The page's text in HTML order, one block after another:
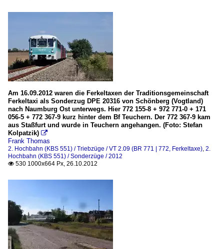
Am 16.09.2012 waren die Ferkeltaxen der Traditionsgemeinschaft
Ferkeltaxi als Sonderzug DPE 20316 von Schönberg (Vogtland)
nach Naumburg Ost unterwegs. Hier 772 155-8 + 972 771-0 + 171
056-5 + 772 367-9 kurz hinter dem Bf Teuchern. Der 772 367-9 kam
aus Staßfurt und wurde in Teuchern angehangen. (Foto: Stefan
Kolpatzik) 
Frank Thomas
2. Hochbahn (KBS 551) / Triebzüge / VT 2.09 (BR 771 | 772, Ferkeltaxe), 2.
Hochbahn (KBS 551) / Sonderzüge / 2012
 530 1000x664 Px, 26.10.2012